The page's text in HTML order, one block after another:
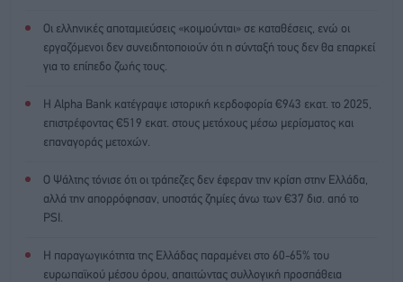
Οι ελληνικές αποταμιεύσεις «κοιμούνται» σε καταθέσεις, ενώ οι
εργαζόμενοι δεν συνειδητοποιούν ότι η σύνταξή τους δεν θα επαρκεί
για το επίπεδο ζωής τους.
Η Alpha Bank κατέγραψε ιστορική κερδοφορία €943 εκατ. το 2025,
επιστρέφοντας €519 εκατ. στους μετόχους μέσω μερίσματος και
επαναγοράς μετοχών.
Ο Ψάλτης τόνισε ότι οι τράπεζες δεν έφεραν την κρίση στην Ελλάδα,
αλλά την απορρόφησαν, υποστάς ζημίες άνω των €37 δισ. από το
PSI.
Η παραγωγικότητα της Ελλάδας παραμένει στο 60-65% του
ευρωπαϊκού μέσου όρου, απαιτώντας συλλογική προσπάθεια